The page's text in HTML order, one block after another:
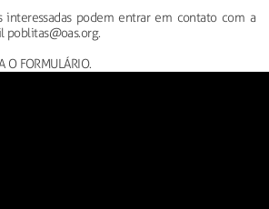
interessadas podem entrar em contato com a
poblitas@oas.org.
O FORMULÁRIO.